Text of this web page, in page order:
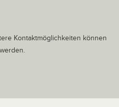
Kontaktmöglichkeiten können